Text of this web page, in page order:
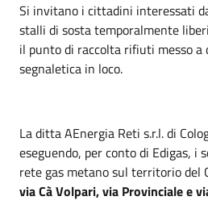
Si invitano i cittadini interessati
stalli di sosta temporalmente
il punto di raccolta rifiuti messo a
segnaletica in loco.
La ditta AEnergia Reti s.r.l. di
eseguendo, per conto di Edigas, i
rete gas metano sul territorio del
via Cà Volpari, via Provinciale e